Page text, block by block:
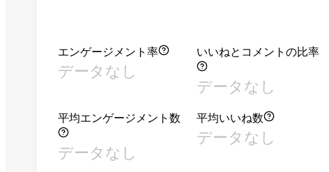
エンゲージメント率
データなし
いいねとコメントの比率
データなし
平均エンゲージメント数
データなし
平均いいね数
データなし